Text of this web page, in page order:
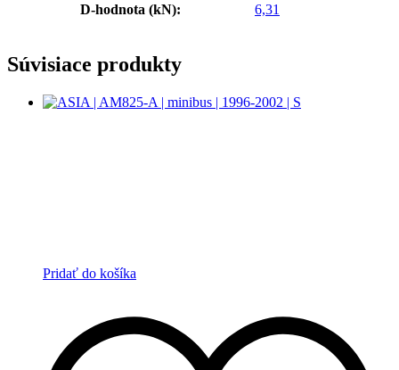
D-hodnota (kN): 6,31
Súvisiace produkty
Pridať do košíka